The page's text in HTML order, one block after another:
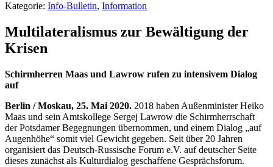
Kategorie: Info-Bulletin, Information
Multilateralismus zur Bewältigung der
Krisen
Schirmherren Maas und Lawrow rufen zu intensivem Dialog
auf
Berlin / Moskau, 25. Mai 2020. 2018 haben Außenminister Heiko
Maas und sein Amtskollege Sergej Lawrow die Schirmherrschaft
der Potsdamer Begegnungen übernommen, und einem Dialog „auf
Augenhöhe“ somit viel Gewicht gegeben. Seit über 20 Jahren
organisiert das Deutsch-Russische Forum e.V. auf deutscher Seite
dieses zunächst als Kulturdialog geschaffene Gesprächsforum.